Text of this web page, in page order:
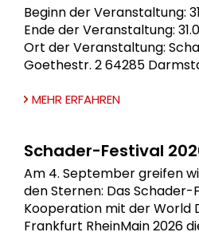
Beginn der Veranstaltung:
Ende der Veranstaltung:
Ort der Veranstaltung:
Goethestr. 2 64285
MEHR ERFAHREN
Schader-Festival
Am 4. September greifen
den Sternen: Das Schader-
Kooperation mit der World
Frankfurt RheinMain 2026